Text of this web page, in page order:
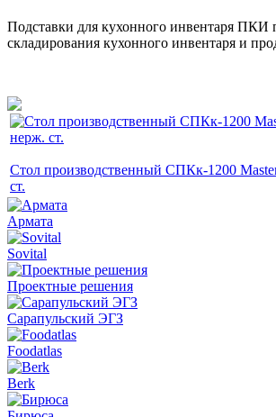
Подставки для кухонного инвентаря ПКИ
складирования кухонного инвентаря и
Стол производственный СПКк-1200
ст.
Армата
Sovital
Проектные решения
Сарапульский ЭГЗ
Foodatlas
Berk